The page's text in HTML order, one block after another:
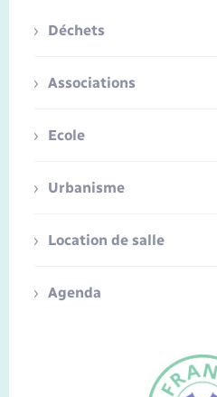
Déchets
Associations
Ecole
Urbanisme
Location de salle
Agenda